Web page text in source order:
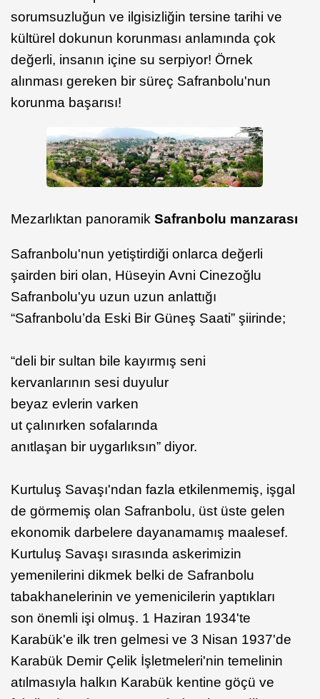
sorumsuzluğun ve ilgisizliğin tersine tarihi ve
kültürel dokunun korunması anlamında çok
değerli, insanın içine su serpiyor! Örnek
alınması gereken bir süreç Safranbolu'nun
korunma başarısı!
Mezarlıktan panoramik Safranbolu manzarası
Safranbolu'nun yetiştirdiği onlarca değerli
şairden biri olan, Hüseyin Avni Cinezoğlu
Safranbolu'yu uzun uzun anlattığı
“Safranbolu’da Eski Bir Güneş Saati” şiirinde;
“deli bir sultan bile kayırmış seni
kervanlarının sesi duyulur
beyaz evlerin varken
ut çalınırken sofalarında
anıtlaşan bir uygarlıksın” diyor.
Kurtuluş Savaşı'ndan fazla etkilenmemiş, işgal
de görmemiş olan Safranbolu, üst üste gelen
ekonomik darbelere dayanamamış maalesef.
Kurtuluş Savaşı sırasında askerimizin
yemenilerini dikmek belki de Safranbolu
tabakhanelerinin ve yemenicilerin yaptıkları
son önemli işi olmuş. 1 Haziran 1934'te
Karabük'e ilk tren gelmesi ve 3 Nisan 1937'de
Karabük Demir Çelik İşletmeleri'nin temelinin
atılmasıyla halkın Karabük kentine göçü ve